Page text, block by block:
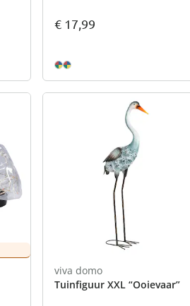
€ 17,99
viva domo
Tuinfiguur XXL “Ooievaar”